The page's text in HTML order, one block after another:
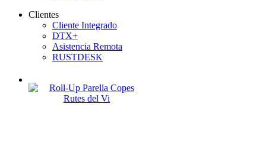
Clientes
Cliente Integrado
DTX+
Asistencia Remota
RUSTDESK